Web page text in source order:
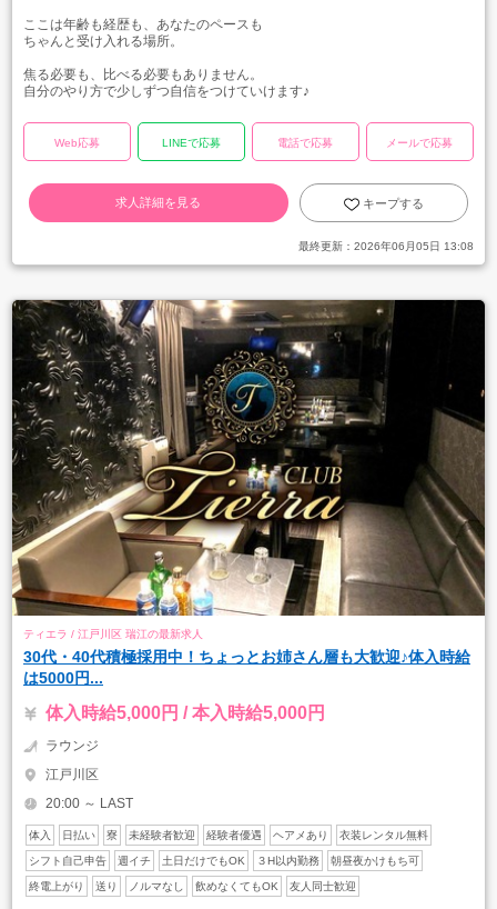
ここは年齢も経歴も、あなたのペースも
ちゃんと受け入れる場所。
焦る必要も、比べる必要もありません。
自分のやり方で少しずつ自信をつけていけます♪
Web応募 LINEで応募 電話で応募 メールで応募
求人詳細を見る キープする
最終更新： 2026年06月05日 13:08
ティエラ / 江戸川区 瑞江の最新求人
30代・40代積極採用中！ちょっとお姉さん層も大歓迎♪体入時給
は5000円...
体入時給5,000円 / 本入時給5,000円
ラウンジ
江戸川区
20:00 ～ LAST
体入 日払い 寮 未経験者歓迎 経験者優遇 ヘアメあり 衣装レンタル無料
シフト自己申告 週イチ 土日だけでもOK ３H以内勤務 朝昼夜かけもち可
終電上がり 送り ノルマなし 飲めなくてもOK 友人同士歓迎